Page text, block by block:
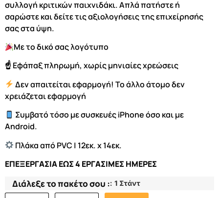
συλλογή κριτικών παιχνιδάκι. Απλά πατήστε ή
σαρώστε και δείτε τις αξιολογήσεις της επιχείρησής
σας στα ύψη.
Με το δικό σας λογότυπο
☝️ Εφάπαξ πληρωμή, χωρίς μηνιαίες χρεώσεις
Δεν απαιτείται εφαρμογή! Το άλλο άτομο δεν
χρειάζεται εφαρμογή
Συμβατό τόσο με συσκευές iPhone όσο και με
Android.
Πλάκα από PVC | 12εκ. x 14εκ.
ΕΠΕΞΕΡΓΑΣΙΑ ΕΩΣ 4 ΕΡΓΑΣΙΜΕΣ ΗΜΕΡΕΣ
Διάλεξε το πακέτο σου :: 1 Στάντ